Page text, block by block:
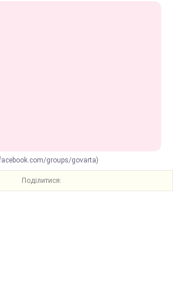
groups/govarta)
Поділитися: